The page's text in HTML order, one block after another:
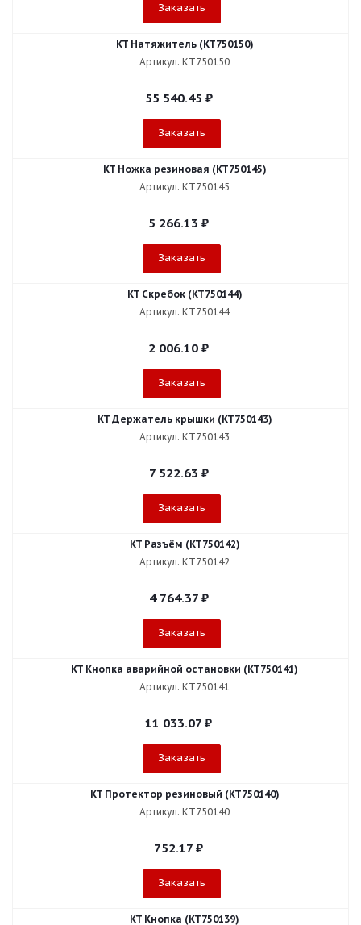
Заказать
KT Натяжитель (KT750150)
Артикул: KT750150
55 540.45 ₽
Заказать
KT Ножка резиновая (KT750145)
Артикул: KT750145
5 266.13 ₽
Заказать
KT Скребок (KT750144)
Артикул: KT750144
2 006.10 ₽
Заказать
KT Держатель крышки (KT750143)
Артикул: KT750143
7 522.63 ₽
Заказать
KT Разъём (KT750142)
Артикул: KT750142
4 764.37₽
Заказать
KT Кнопка аварийной остановки (KT750141)
Артикул: KT750141
11 033.07 ₽
Заказать
KT Протектор резиновый (KT750140)
Артикул: KT750140
752.17 ₽
Заказать
KT Кнопка (KT750139)